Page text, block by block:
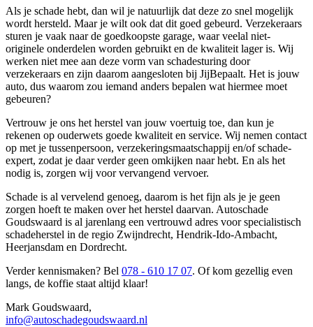
Als je schade hebt, dan wil je natuurlijk dat deze zo snel mogelijk
wordt hersteld. Maar je wilt ook dat dit goed gebeurd. Verzekeraars
sturen je vaak naar de goedkoopste garage, waar veelal niet-
originele onderdelen worden gebruikt en de kwaliteit lager is. Wij
werken niet mee aan deze vorm van schadesturing door
verzekeraars en zijn daarom aangesloten bij JijBepaalt. Het is jouw
auto, dus waarom zou iemand anders bepalen wat hiermee moet
gebeuren?
Vertrouw je ons het herstel van jouw voertuig toe, dan kun je
rekenen op ouderwets goede kwaliteit en service. Wij nemen contact
op met je tussenpersoon, verzekeringsmaatschappij en/of schade-
expert, zodat je daar verder geen omkijken naar hebt. En als het
nodig is, zorgen wij voor vervangend vervoer.
Schade is al vervelend genoeg, daarom is het fijn als je je geen
zorgen hoeft te maken over het herstel daarvan. Autoschade
Goudswaard is al jarenlang een vertrouwd adres voor specialistisch
schadeherstel in de regio Zwijndrecht, Hendrik-Ido-Ambacht,
Heerjansdam en Dordrecht.
Verder kennismaken? Bel 078 - 610 17 07. Of kom gezellig even
langs, de koffie staat altijd klaar!
Mark Goudswaard,
info@autoschadegoudswaard.nl